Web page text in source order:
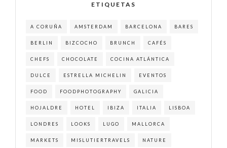
ETIQUETAS
A CORUÑA AMSTERDAM BARCELONA BARES
BERLIN BIZCOCHO BRUNCH CAFÉS
CHEFS CHOCOLATE COCINA ATLÁNTICA
DULCE ESTRELLA MICHELIN EVENTOS
FOOD FOODPHOTOGRAPHY GALICIA
HOJALDRE HOTEL IBIZA ITALIA LISBOA
LONDRES LOOKS LUGO MALLORCA
MARKETS MISLUTIERTRAVELS NATURE